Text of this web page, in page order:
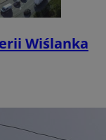
Wiślanka